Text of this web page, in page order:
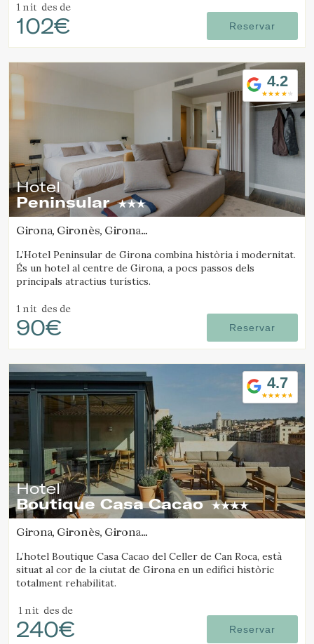
1 nit des de
102€ Reservar
4.2
Hotel
Peninsular
Girona, Gironès, Girona
L’Hotel Peninsular de Girona combina història i modernitat.
És un hotel al centre de Girona, a pocs passos dels
principals atractius turístics.
1 nit des de
90€ Reservar
4.7
Hotel
Boutique Casa Cacao
Girona, Gironès, Girona
L’hotel Boutique Casa Cacao del Celler de Can Roca, està
situat al cor de la ciutat de Girona en un edifici històric
totalment rehabilitat.
1 nit des de
240€ Reservar